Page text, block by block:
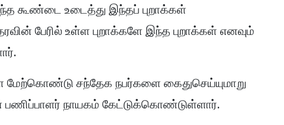
கூண்டை உடைத்து இந்தப் புறாக்கள்
பேரில் உள்ள புறாக்களே இந்த புறாக்கள் எனவும்
சந்தேக நபர்களை கைதுசெய்யுமாறு
பணிப்பாளர் நாயகம் கேட்டுக்கொண்டுள்ளார்.